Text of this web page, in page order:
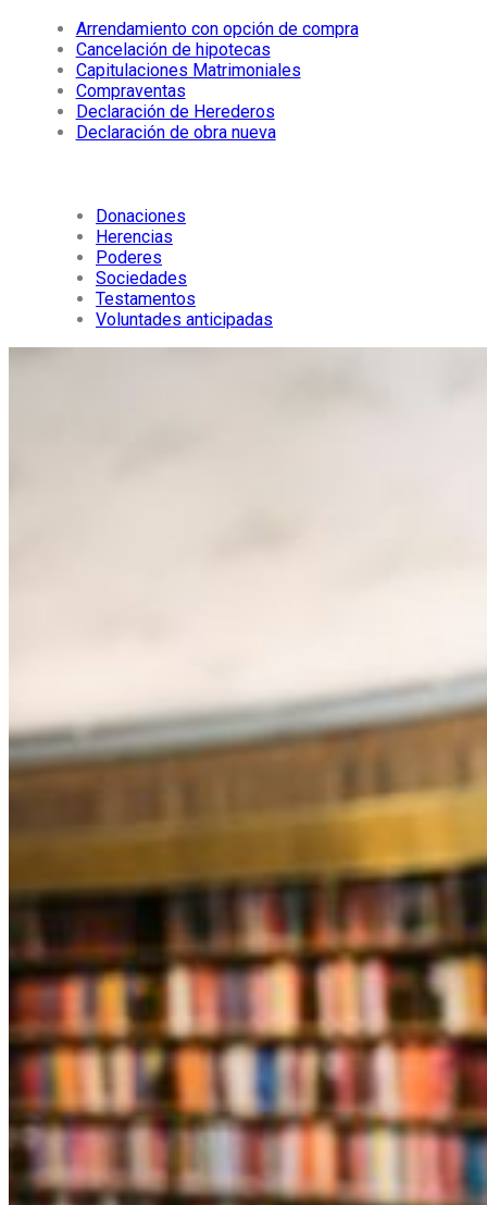
Arrendamiento con opción de compra
Cancelación de hipotecas
Capitulaciones Matrimoniales
Compraventas
Declaración de Herederos
Declaración de obra nueva
Donaciones
Herencias
Poderes
Sociedades
Testamentos
Voluntades anticipadas